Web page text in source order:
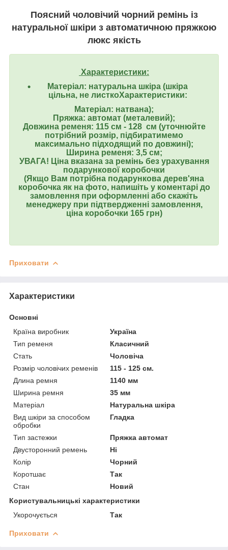
Поясний чоловічий чорний ремінь із
натуральної шкіри з автоматичною пряжкою
люкс якість
Характеристики:
Матеріал: натуральна шкіра (шкіра
цільна, не листкоХарактеристики:
Матеріал: натвана);
Пряжка: автомат (металевий);
Довжина ременя: 115 см - 128 см (уточнюйте
потрібний розмір, підбиратимемо
максимально підходящий по довжині);
Ширина ременя: 3,5 см;
УВАГА! Ціна вказана за ремінь без урахування
подарункової коробочки
(Якщо Вам потрібна подарункова дерев'яна
коробочка як на фото, напишіть у коментарі до
замовлення при оформленні або скажіть
менеджеру при підтвердженні замовлення,
ціна коробочки 165 грн)
Приховати
Характеристики
Основні
Країна виробник
Україна
Тип ременя
Класичний
Стать
Чоловіча
Розмір чоловічих ременів
115 - 125 см.
Длина ремня
1140 мм
Ширина ремня
35 мм
Матеріал
Натуральна шкіра
Вид шкіри за способом
обробки
Гладка
Тип застежки
Пряжка автомат
Двусторонний ремень
Ні
Колір
Чорний
Коротшає
Так
Стан
Новий
Користувальницькі характеристики
Укорочується
Так
Приховати